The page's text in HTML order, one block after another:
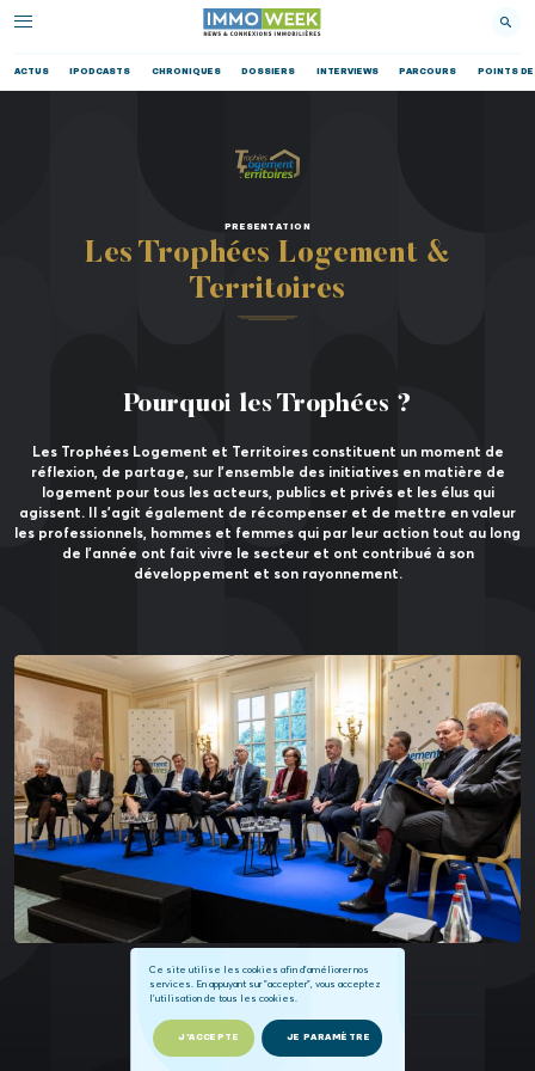
ACTUS IPODCASTS CHRONIQUES DOSSIERS INTERVIEWS PARCOURS POINTS DE
Ce site utilise les cookies afin d'améliorer nos
services. En appuyant sur "accepter", vous acceptez
l'utilisation de tous les cookies.
J'ACCEPTE JE PARAMÈTRE
PRESENTATION
Les Trophées Logement &
Territoires
Pourquoi les Trophées ?
Les Trophées Logement et Territoires constituent un moment de
réflexion, de partage, sur l’ensemble des initiatives en matière de
logement pour tous les acteurs, publics et privés et les élus qui
agissent. Il s’agit également de récompenser et de mettre en valeur
les professionnels, hommes et femmes qui par leur action tout au long
de l’année ont fait vivre le secteur et ont contribué à son
développement et son rayonnement.